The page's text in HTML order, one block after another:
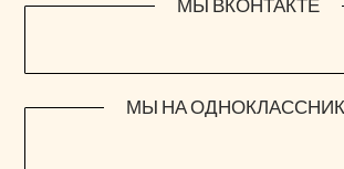
МЫ ВКОНТАКТЕ
МЫ НА